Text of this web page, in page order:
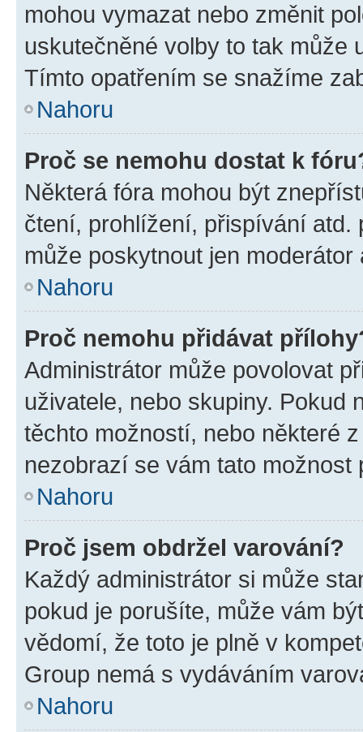
mohou vymazat nebo změnit
uskutečněné volby to tak může
Tímto opatřením se snažíme
Nahoru
Proč se nemohu dostat k
Některá fóra mohou být
čtení, prohlížení, přispívání atd.
může poskytnout jen
Nahoru
Proč nemohu přidávat
Administrátor může povolovat
uživatele, nebo skupiny. Pokud
těchto možností, nebo některé
nezobrazí se vám tato
Nahoru
Proč jsem obdržel varování?
Každý administrátor si může
pokud je porušíte, může vám
vědomí, že toto je plně v
Group nemá s vydáváním
Nahoru